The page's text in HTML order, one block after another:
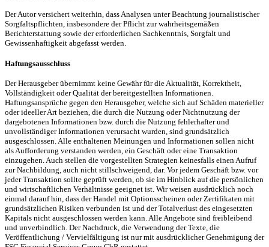
Der Autor versichert weiterhin, dass Analysen unter Beachtung journalistischer
Sorgfaltspflichten, insbesondere der Pflicht zur wahrheitsgemäßen
Berichterstattung sowie der erforderlichen Sachkenntnis, Sorgfalt und
Gewissenhaftigkeit abgefasst werden.
Haftungsausschluss
Der Herausgeber übernimmt keine Gewähr für die Aktualität, Korrektheit,
Vollständigkeit oder Qualität der bereitgestellten Informationen.
Haftungsansprüche gegen den Herausgeber, welche sich auf Schäden materieller
oder ideeller Art beziehen, die durch die Nutzung oder Nichtnutzung der
dargebotenen Informationen bzw. durch die Nutzung fehlerhafter und
unvollständiger Informationen verursacht wurden, sind grundsätzlich
ausgeschlossen. Alle enthaltenen Meinungen und Informationen sollen nicht
als Aufforderung verstanden werden, ein Geschäft oder eine Transaktion
einzugehen. Auch stellen die vorgestellten Strategien keinesfalls einen Aufruf
zur Nachbildung, auch nicht stillschweigend, dar. Vor jedem Geschäft bzw. vor
jeder Transaktion sollte geprüft werden, ob sie im Hinblick auf die persönlichen
und wirtschaftlichen Verhältnisse geeignet ist. Wir weisen ausdrücklich noch
einmal darauf hin, dass der Handel mit Optionsscheinen oder Zertifikaten mit
grundsätzlichen Risiken verbunden ist und der Totalverlust des eingesetzten
Kapitals nicht ausgeschlossen werden kann. Alle Angebote sind freibleibend
und unverbindlich. Der Nachdruck, die Verwendung der Texte, die
Veröffentlichung / Vervielfältigung ist nur mit ausdrücklicher Genehmigung der